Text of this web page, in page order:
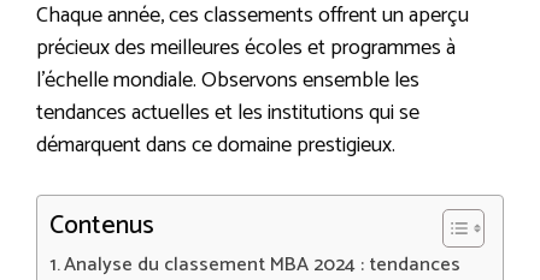
Chaque année, ces classements offrent un aperçu
précieux des meilleures écoles et programmes à
l’échelle mondiale. Observons ensemble les
tendances actuelles et les institutions qui se
démarquent dans ce domaine prestigieux.
Contenus
Analyse du classement MBA 2024 : tendances